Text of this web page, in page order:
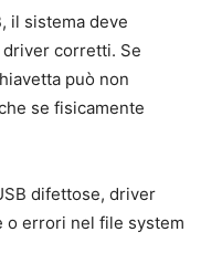
il sistema deve
corretti. Se
può non
se fisicamente
difettose, driver
o errori nel file system